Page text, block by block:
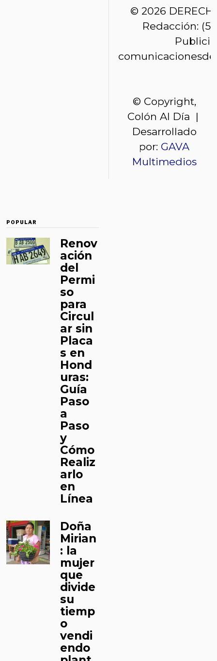
© 2026
Redacción:
© Copyright,
Colón Al Día |
Desarrollado
por: GAVA
Multimedios
POPULAR
Renov
ación
del
Permi
so
para
Circul
ar sin
Placa
s en
Hond
uras:
Guía
Paso
a
Paso
y
Cómo
Realiz
arlo
en
Línea
Doña
Mirian
: la
mujer
que
divide
su
tiemp
o
vendi
endo